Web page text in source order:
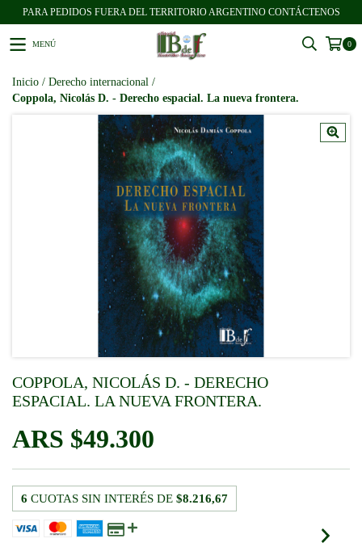
PARA PEDIDOS FUERA DEL TERRITORIO ARGENTINO CONTÁCTENOS
MENÚ 0
Inicio / Derecho internacional /
Coppola, Nicolás D. - Derecho espacial. La nueva frontera.
COPPOLA, NICOLÁS D. - DERECHO
ESPACIAL. LA NUEVA FRONTERA.
$49.300
6 CUOTAS SIN INTERÉS DE $8.216,67